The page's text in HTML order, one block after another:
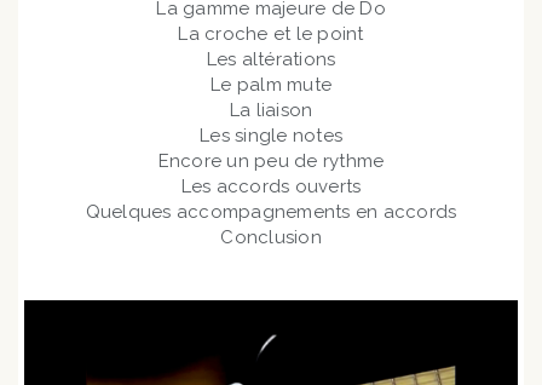
La gamme majeure de Do
La croche et le point
Les altérations
Le palm mute
La liaison
Les single notes
Encore un peu de rythme
Les accords ouverts
Quelques accompagnements en accords
Conclusion